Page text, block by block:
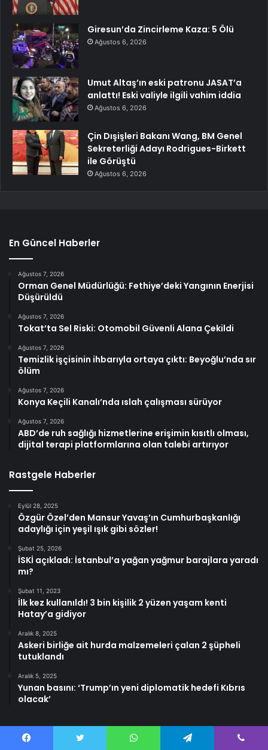
Giresun’da Zincirleme Kaza: 5 Ölü
Ağustos 6, 2026
Umut Altaş’ın eski patronu JASAT’a
anlattı! Eski valiyle ilgili vahim iddia
Ağustos 6, 2026
Çin Dışişleri Bakanı Wang, BM Genel
Sekreterliği Adayı Rodrigues-Birkett
ile Görüştü
Ağustos 6, 2026
En Güncel Haberler
Ağustos 7, 2026
Orman Genel Müdürlüğü: Fethiye’deki Yangının Enerjisi
Düşürüldü
Ağustos 7, 2026
Tokat’ta Sel Riski: Otomobil Güvenli Alana Çekildi
Ağustos 7, 2026
Temizlik işçisinin ihbarıyla ortaya çıktı: Beyoğlu’nda sır
ölüm
Ağustos 7, 2026
Konya Keçili Kanalı’nda ıslah çalışması sürüyor
Ağustos 7, 2026
ABD’de ruh sağlığı hizmetlerine erişimin kısıtlı olması,
dijital terapi platformlarına olan talebi artırıyor
Rastgele Haberler
Eylül 28, 2025
Özgür Özel’den Mansur Yavaş’ın Cumhurbaşkanlığı
adaylığı için yeşil ışık gibi sözler!
Şubat 25, 2026
İSKİ açıkladı: İstanbul’a yağan yağmur barajlara yaradı
mı?
Şubat 11, 2023
İlk kez kullanıldı! 3 bin kişilik 2 yüzen yaşam kenti
Hatay’a gidiyor
Aralık 8, 2025
Askeri birliğe ait hurda malzemeleri çalan 2 şüpheli
tutuklandı
Aralık 5, 2025
Yunan basını: ‘Trump’ın yeni diplomatik hedefi Kıbrıs
olacak’